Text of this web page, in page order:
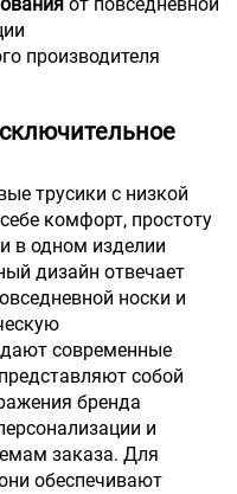
производителя
трусики с низкой
комфорт, простоту
в одном изделии
дизайн отвечает
носки и
современные
собой
бренда
и
заказа. Для
обеспечивают